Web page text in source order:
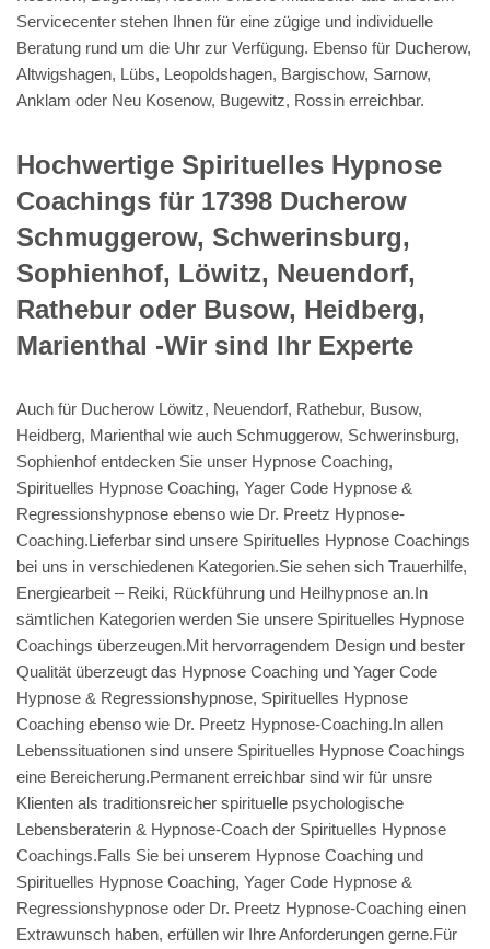
Servicecenter stehen Ihnen für eine zügige und individuelle
Beratung rund um die Uhr zur Verfügung. Ebenso für Ducherow,
Altwigshagen, Lübs, Leopoldshagen, Bargischow, Sarnow,
Anklam oder Neu Kosenow, Bugewitz, Rossin erreichbar.
Hochwertige Spirituelles Hypnose
Coachings für 17398 Ducherow
Schmuggerow, Schwerinsburg,
Sophienhof, Löwitz, Neuendorf,
Rathebur oder Busow, Heidberg,
Marienthal -Wir sind Ihr Experte
Auch für Ducherow Löwitz, Neuendorf, Rathebur, Busow,
Heidberg, Marienthal wie auch Schmuggerow, Schwerinsburg,
Sophienhof entdecken Sie unser Hypnose Coaching,
Spirituelles Hypnose Coaching, Yager Code Hypnose &
Regressionshypnose ebenso wie Dr. Preetz Hypnose-
Coaching.Lieferbar sind unsere Spirituelles Hypnose Coachings
bei uns in verschiedenen Kategorien.Sie sehen sich Trauerhilfe,
Energiearbeit – Reiki, Rückführung und Heilhypnose an.In
sämtlichen Kategorien werden Sie unsere Spirituelles Hypnose
Coachings überzeugen.Mit hervorragendem Design und bester
Qualität überzeugt das Hypnose Coaching und Yager Code
Hypnose & Regressionshypnose, Spirituelles Hypnose
Coaching ebenso wie Dr. Preetz Hypnose-Coaching.In allen
Lebenssituationen sind unsere Spirituelles Hypnose Coachings
eine Bereicherung.Permanent erreichbar sind wir für unsre
Klienten als traditionsreicher spirituelle psychologische
Lebensberaterin & Hypnose-Coach der Spirituelles Hypnose
Coachings.Falls Sie bei unserem Hypnose Coaching und
Spirituelles Hypnose Coaching, Yager Code Hypnose &
Regressionshypnose oder Dr. Preetz Hypnose-Coaching einen
Extrawunsch haben, erfüllen wir Ihre Anforderungen gerne.Für